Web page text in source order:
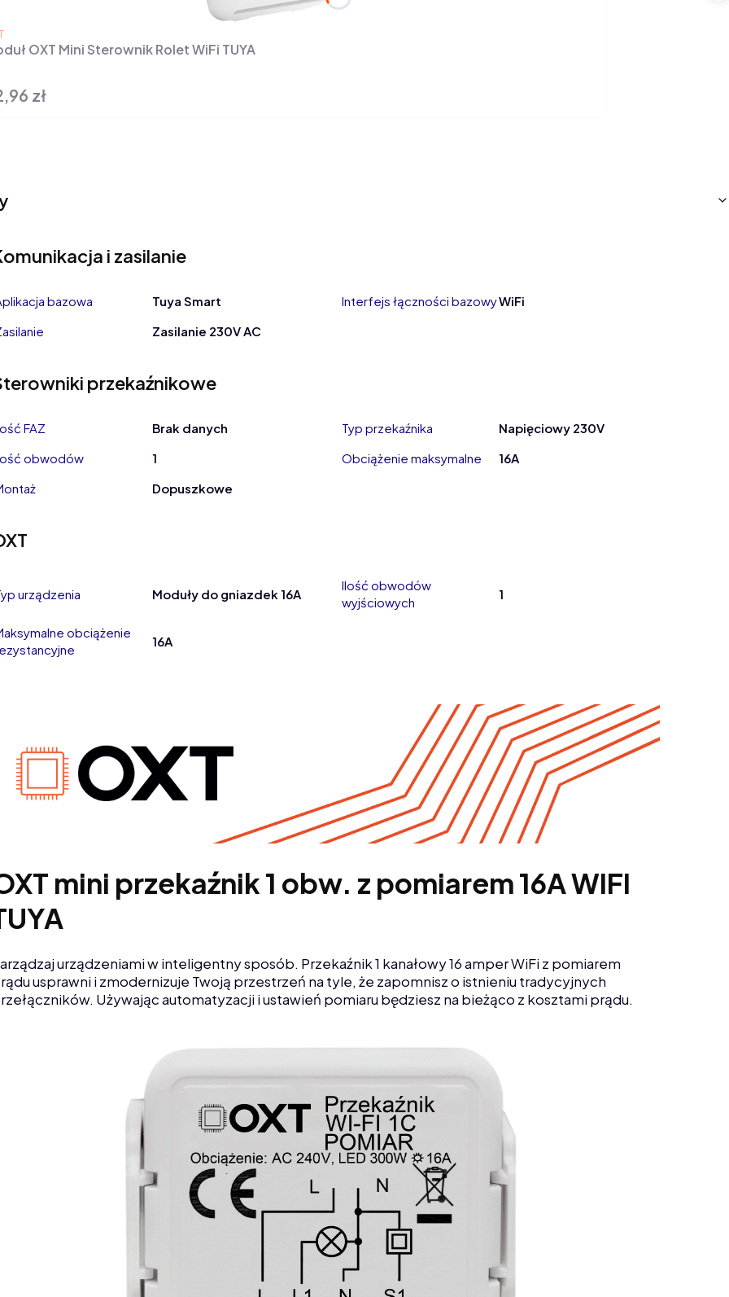
OXT Mini Sterownik Rolet WiFi TUYA
zł
i zasilanie
bazowa Tuya Smart Interfejs łączności bazowyWiFi
Zasilanie 230V AC
przekaźnikowe
FAZ Brak danych Typ przekaźnika
Napięciowy 230V
obwodów
1 Obciążenie maksymalne
16A
Dopuszkowe
urządzenia Moduły do gniazdek 16A
Ilość obwodów
wyjściowych
1
obciążenie
16A
mini przekaźnik 1 obw. z pomiarem 16A WIFI
urządzeniami w inteligentny sposób. Przekaźnik 1 kanałowy 16 amper WiFi z pomiarem
usprawni i zmodernizuje Twoją przestrzeń na tyle, że zapomnisz o istnieniu tradycyjnych
Używając automatyzacji i ustawień pomiaru będziesz na bieżąco z kosztami prądu.